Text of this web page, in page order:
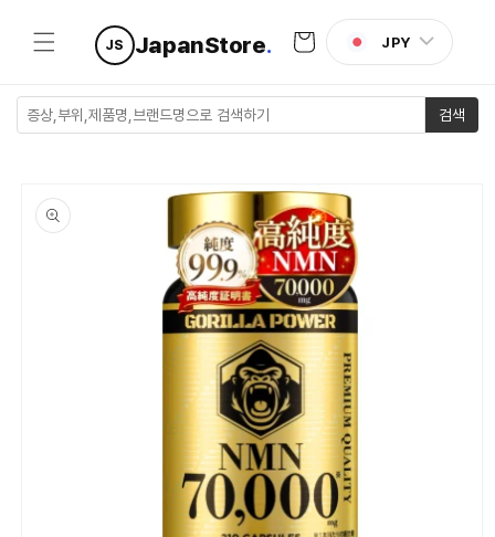
건너뛰기
JS JapanStore.
트
JPY
검색
로 건너뛰
기